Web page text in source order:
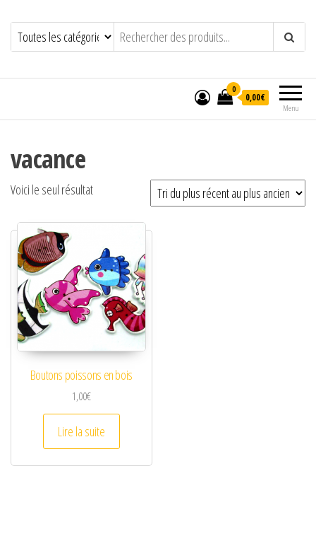
Menu
0
0,00€
vacance
Voici le seul résultat
Boutons poissons en bois
1,00€
Lire la suite